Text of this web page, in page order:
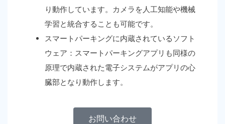
り動作しています。カメラを人工知能や機械
学習と統合することも可能です。
スマートパーキングに内蔵されているソフト
ウェア：スマートパーキングアプリも同様の
原理で内蔵された電子システムがアプリの心
臓部となり動作します。
お問い合わせ